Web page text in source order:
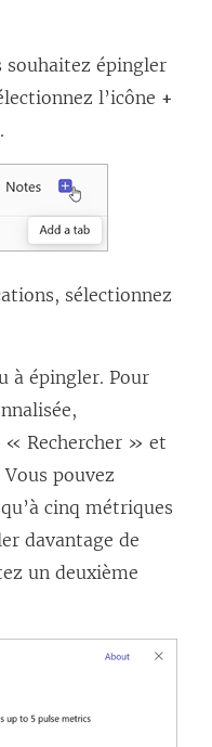
souhaitez épingler
l’icône +
sélectionnez
à épingler. Pour
« Rechercher » et
pouvez
cinq métriques
davantage de
un deuxième